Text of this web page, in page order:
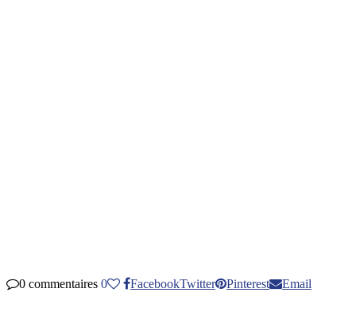
0 commentaires 0 FacebookTwitter Pinterest Email